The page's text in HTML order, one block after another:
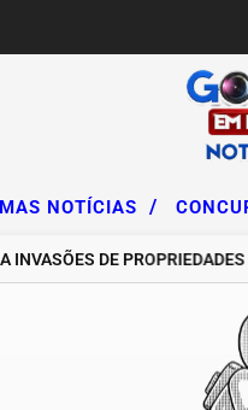
NOTÍCIAS /
DE PROPRIEDADES